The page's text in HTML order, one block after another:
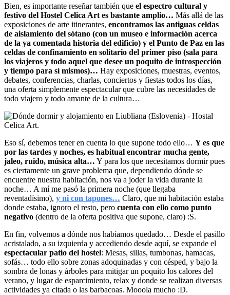
Bien, es importante reseñar también que el espectro cultural y
festivo del Hostel Celica Art es bastante amplio… Más allá de las
exposiciones de arte itinerantes, encontramos las antiguas celdas
de aislamiento del sótano (con un museo e información acerca
de la ya comentada historia del edificio) y el Punto de Paz en las
celdas de confinamiento en solitario del primer piso (sala para
los viajeros y todo aquel que desee un poquito de introspección
y tiempo para sí mismos)… Hay exposiciones, muestras, eventos,
debates, conferencias, charlas, conciertos y fiestas todos los días,
una oferta simplemente espectacular que cubre las necesidades de
todo viajero y todo amante de la cultura…
Eso sí, debemos tener en cuenta lo que supone todo ello… Y es que
por las tardes y noches, es habitual encontrar mucha gente,
jaleo, ruido, música alta… Y para los que necesitamos dormir pues
es ciertamente un grave problema que, dependiendo dónde se
encuentre nuestra habitación, nos va a joder la vida durante la
noche… A mí me pasó la primera noche (que llegaba
reventadísimo), y ni con tapones… Claro, que mi habitación estaba
donde estaba, ignoro el resto, pero cuenta con ello como punto
negativo (dentro de la oferta positiva que supone, claro) :S.
En fin, volvemos a dónde nos habíamos quedado… Desde el pasillo
acristalado, a su izquierda y accediendo desde aquí, se expande el
espectacular patio del hostel: Mesas, sillas, tumbonas, hamacas,
sofás… todo ello sobre zonas adoquinadas y con césped, y bajo la
sombra de lonas y árboles para mitigar un poquito los calores del
verano, y lugar de esparcimiento, relax y donde se realizan diversas
actividades ya citada o las barbacoas. Mooola mucho :D.